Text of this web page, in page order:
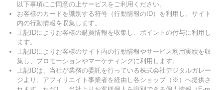
以下事項にご同意の上サービスをご利用ください。
お客様のカードを識別する符号（行動情報のID）を利用し、サイト
内の行動情報を収集します。
上記IDによりお客様の購買情報を収集し、ポイントの付与に利用し
ます。
上記IDによりお客様のサイト内の行動情報やサービス利用実績を収
集し、プロモーションやマーケティングに利用します。
上記IDは、当社が業務の委託を行っている株式会社デジタルガレー
ジより、アフィリエイト事業者を経由し各ショップ（※）へ提供さ